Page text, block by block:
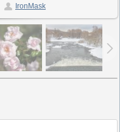
IronMask